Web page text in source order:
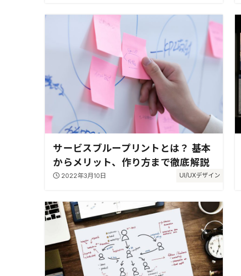
UI/UXデザイン
サービスブループリントとは？ 基本
からメリット、作り方まで徹底解説
2022年3月10日